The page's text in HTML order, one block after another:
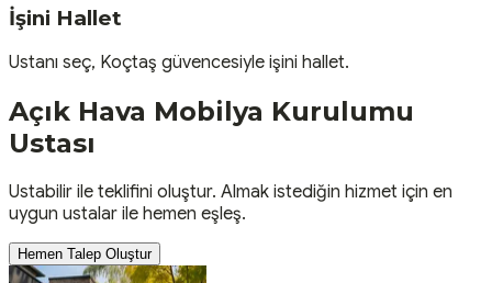
İşini Hallet
Ustanı seç, Koçtaş güvencesiyle işini hallet.
Açık Hava Mobilya Kurulumu
Ustası
Ustabilir ile teklifini oluştur. Almak istediğin hizmet için en
uygun ustalar ile hemen eşleş.
Hemen Talep Oluştur